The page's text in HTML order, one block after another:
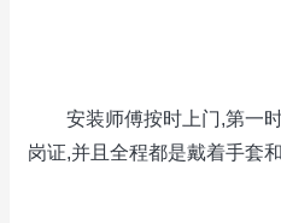
安装师傅按时上门,第一时
岗证,并且全程都是戴着手套